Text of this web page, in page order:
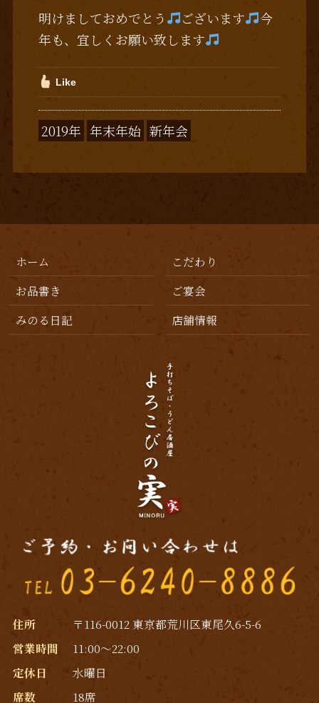
明けましておめでとう ございます
今
年も、宜しくお願い致します
Like
2019年 年末年始 新年会
ホーム
こだわり
お品書き
ご宴会
みのる日記
店舗情報
住所
〒116-0012 東京都荒川区東尾久6-5-6
営業時間
11:00～22:00
定休日
水曜日
席数
18席